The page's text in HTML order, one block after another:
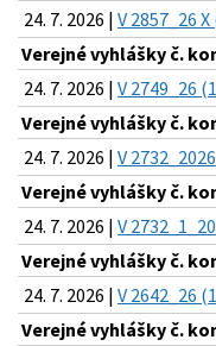
24. 7. 2026 | V 2857_26
Verejné vyhlášky č.
24. 7. 2026 | V 2749_26
Verejné vyhlášky č.
24. 7. 2026 | V
Verejné vyhlášky č.
24. 7. 2026 | V
Verejné vyhlášky č.
24. 7. 2026 | V 2642_26
Verejné vyhlášky č.